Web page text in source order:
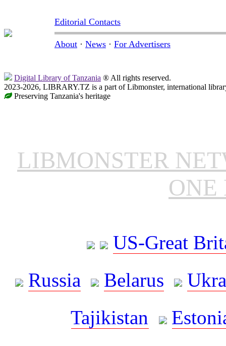
Editorial Contacts
About · News · For Advertisers
Digital Library of Tanzania ® All rights reserved.
2023-2026, LIBRARY.TZ is a part of Libmonster, international
Preserving Tanzania's heritage
LIBMONSTER
ONE
US-Great
Russia
Belarus
Tajikistan